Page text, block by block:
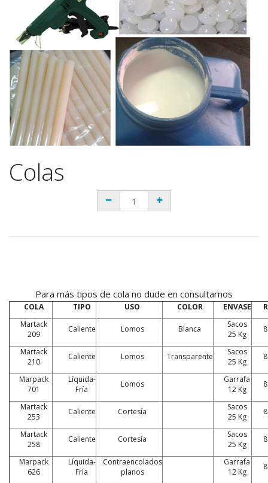
Colas
Para más tipos de cola no dude en consultarnos
COLA TIPO USO COLOR ENVASE
Martack
209
Caliente Lomos Blanca
Sacos
25 Kg
Martack
210
Caliente Lomos Transparente
Sacos
25 Kg
Marpack
701
Líquida-
Fría
Lomos
Garrafa
12 Kg
Martack
253
Caliente Cortesía
Sacos
25 Kg
Martack
258
Caliente Cortesía
Sacos
25 Kg
Marpack
626
Líquida-
Fría
Contraencolados
planos
Garrafa
12 Kg